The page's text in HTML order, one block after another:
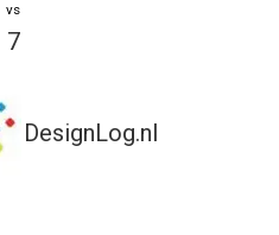
vs
7
DesignLog.nl